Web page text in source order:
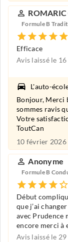
ROMARIC
Formule B
Efficace
Avis laissé le
L'auto-
Bonjour, Merci
sommes ravis
Votre
ToutCan
10 février 2026
Anonyme
Formule B
Début
que j’ai
avec Prudence
encore merci à
Avis laissé le